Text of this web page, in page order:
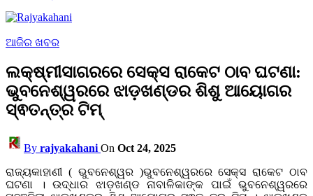
ଆଜିର ଖବର
ଲକ୍ଷ୍ମୀସାଗରରେ ସେକ୍ସ ରାକେଟ ଠାବ ଘଟଣା:
ଭୁବନେଶ୍ୱରରେ ଝାଡ଼ଖଣ୍ଡର ଶିଶୁ ଆୟୋଗର
ସ୍ଵତନ୍ତ୍ର ଟିମ୍
By rajyakahani On Oct 24, 2025
ରାଜ୍ୟକାହାଣୀ ( ଭୁବନେଶ୍ୱର )ଭୁବନେଶ୍ୱରରେ ସେକ୍ସ ରାକେଟ ଠାବ
ଘଟଣା । ଉଦ୍ଧାର ଝାଡ଼ଖଣ୍ଡ ନାବାଳିକାଙ୍କ ପାଇଁ ଭୁବନେଶ୍ୱରରେ